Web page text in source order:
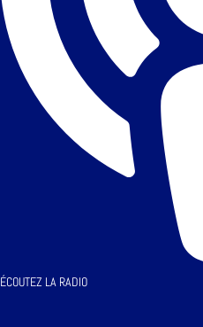
ÉCOUTEZ LA RADIO